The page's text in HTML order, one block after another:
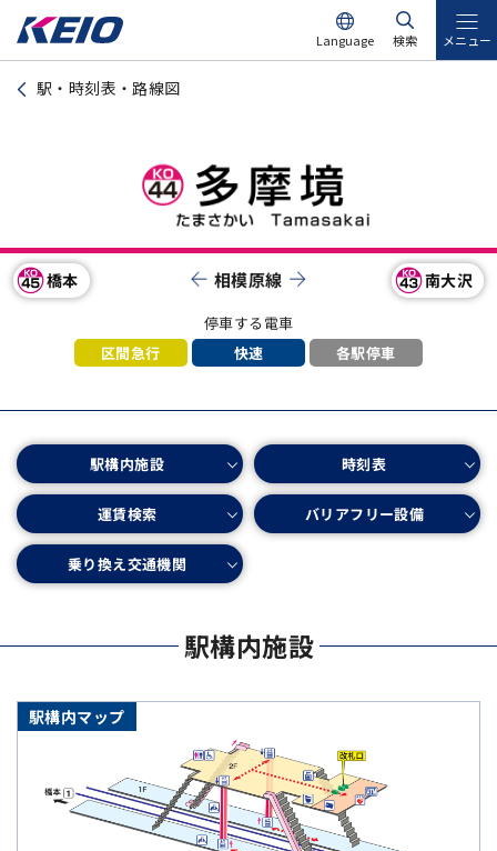
Language 検索 メニュー
駅・時刻表・路線図
橋本 相模原線 南大沢
停車する電車
区間急行 快速 各駅停車
駅構内施設 時刻表
運賃検索 バリアフリー設備
乗り換え交通機関
駅構内施設
駅構内マップ